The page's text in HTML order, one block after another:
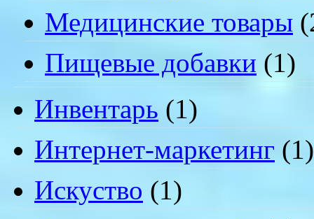
Медицинские товары
Пищевые добавки (1)
Инвентарь (1)
Интернет-маркетинг (1)
Искуство (1)